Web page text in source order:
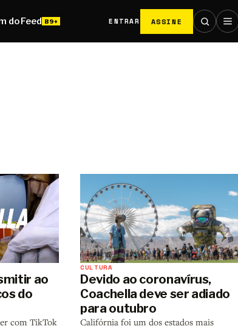
do Feed ENTRAR ASSINE
ao
do
com TikTok
CULTURA
Devido ao coronavírus,
Coachella deve ser adiado
para outubro
Califórnia foi um dos estados mais